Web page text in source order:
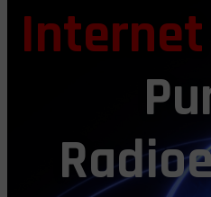
Internet